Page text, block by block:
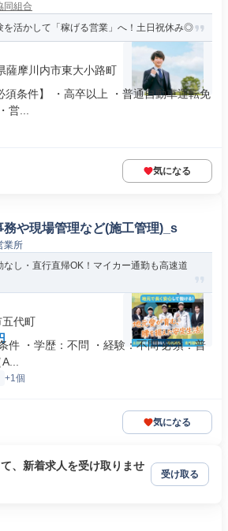
同組合
活かして「稼げる営業」へ！土日祝休み◎
薩摩川内市東大小路町
須条件】 ・高卒以上 ・普通自動車運転免
営...
気になる
や現場管理など(施工管理)_s
業所
し・直行直帰OK！マイカー通勤も高速道
五代町
件 ・学歴：不問 ・経験：不問 必須：普
+1個
気になる
、新着求人を受け取りませ
受け取る